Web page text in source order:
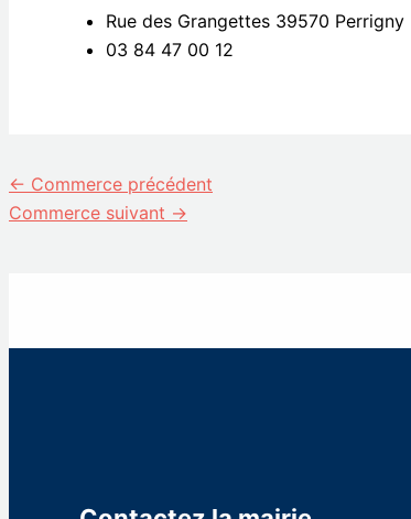
Rue des Grangettes 39570 Perrigny
03 84 47 00 12
← Commerce précédent
Commerce suivant →